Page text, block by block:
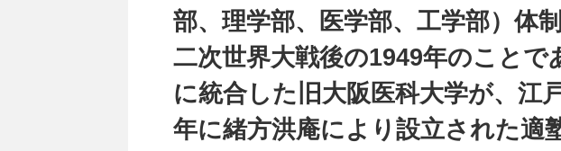
部、理学部、医学部、工学部）体
二次世界大戦後の1949年のことで
に統合した旧大阪医科大学が、江
年に緒方洪庵により設立された適